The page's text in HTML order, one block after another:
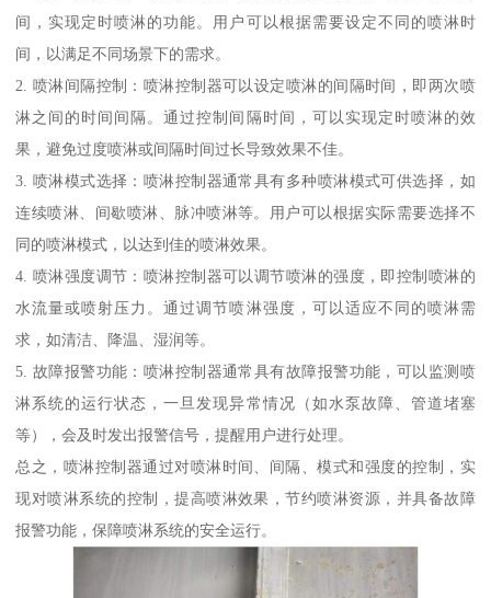
间，实现定时喷淋的功能。用户可以根据需要设定不同的喷淋时
间，以满足不同场景下的需求。
2. 喷淋间隔控制：喷淋控制器可以设定喷淋的间隔时间，即两次喷
淋之间的时间间隔。通过控制间隔时间，可以实现定时喷淋的效
果，避免过度喷淋或间隔时间过长导致效果不佳。
3. 喷淋模式选择：喷淋控制器通常具有多种喷淋模式可供选择，如
连续喷淋、间歇喷淋、脉冲喷淋等。用户可以根据实际需要选择不
同的喷淋模式，以达到佳的喷淋效果。
4. 喷淋强度调节：喷淋控制器可以调节喷淋的强度，即控制喷淋的
水流量或喷射压力。通过调节喷淋强度，可以适应不同的喷淋需
求，如清洁、降温、湿润等。
5. 故障报警功能：喷淋控制器通常具有故障报警功能，可以监测喷
淋系统的运行状态，一旦发现异常情况（如水泵故障、管道堵塞
等），会及时发出报警信号，提醒用户进行处理。
总之，喷淋控制器通过对喷淋时间、间隔、模式和强度的控制，实
现对喷淋系统的控制，提高喷淋效果，节约喷淋资源，并具备故障
报警功能，保障喷淋系统的安全运行。